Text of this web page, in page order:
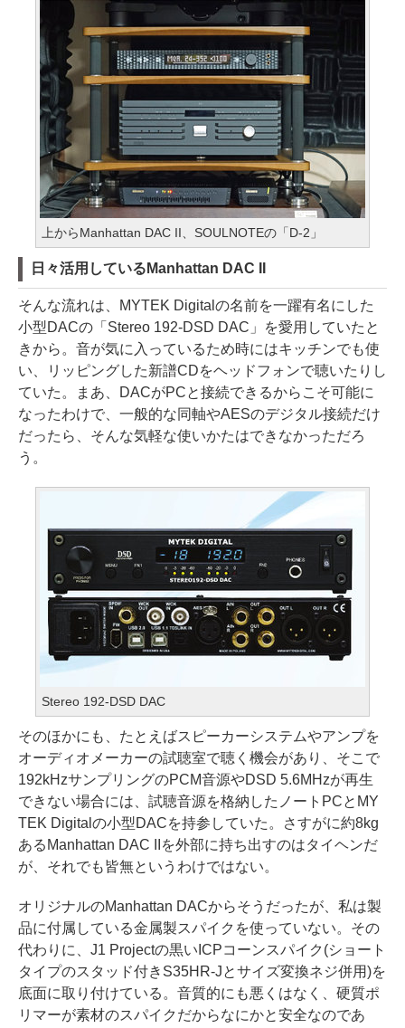
上からManhattan DAC II、SOULNOTEの「D-2」
日々活用しているManhattan DAC II
そんな流れは、MYTEK Digitalの名前を一躍有名にした
小型DACの「Stereo 192-DSD DAC」を愛用していたと
きから。音が気に入っているため時にはキッチンでも使
い、リッピングした新譜CDをヘッドフォンで聴いたりし
ていた。まあ、DACがPCと接続できるからこそ可能に
なったわけで、一般的な同軸やAESのデジタル接続だけ
だったら、そんな気軽な使いかたはできなかっただろ
う。
Stereo 192-DSD DAC
そのほかにも、たとえばスピーカーシステムやアンプを
オーディオメーカーの試聴室で聴く機会があり、そこで
192kHzサンプリングのPCM音源やDSD 5.6MHzが再生
できない場合には、試聴音源を格納したノートPCとMY
TEK Digitalの小型DACを持参していた。さすがに約8kg
あるManhattan DAC IIを外部に持ち出すのはタイヘンだ
が、それでも皆無というわけではない。
オリジナルのManhattan DACからそうだったが、私は製
品に付属している金属製スパイクを使っていない。その
代わりに、J1 Projectの黒いICPコーンスパイク(ショート
タイプのスタッド付きS35HR-Jとサイズ変換ネジ併用)を
底面に取り付けている。音質的にも悪くはなく、硬質ポ
リマーが素材のスパイクだからなにかと安全なのであ